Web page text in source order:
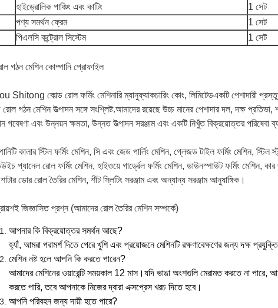
হাইড্রোলিক পাঞ্চিং এবং কাটিং
1 সেট
পণ্য সমর্থন ফ্রেম
1 সেট
পিএলসি কন্ট্রোল সিস্টেম
1 সেট
গঠন মেশিন কোম্পানি প্রোফাইল
Shitong কোল্ড রোল ফর্মিং মেশিনারি ম্যানুফ্যাকচারিং কোং, লিমিটেডএকটি পেশাদারী
রোল গঠন মেশিন উত্পাদন সঙ্গে সংশ্লিষ্ট.আমাদের রয়েছে উচ্চ মানের পেশাদার দল, দক্ষ
গবেষণা এবং উন্নয়ন ক্ষমতা, উন্নত উত্পাদন সরঞ্জাম এবং একটি নিখুঁত বিক্রয়োত্তর পরিষেবা
কালার স্টিল ফর্মিং মেশিন, সি এবং জেড পার্লিং মেশিন, গ্লেজড টাইল ফর্মিং মেশিন, স্টিল
প্যানেল রোল ফর্মিং মেশিন, হাইওয়ে গার্ড্রেল ফর্মিং মেশিন, ডাউনস্পাউট ফর্মিং মেশিন,
ডোর রোল তৈরির মেশিন, শীট স্লিটিং সরঞ্জাম এবং অন্যান্য সরঞ্জাম আনুষাঙ্গিক।
জিজ্ঞাসিত প্রশ্ন (আমাদের রোল তৈরির মেশিন সম্পর্কে)
আপনার কি বিক্রয়োত্তর সমর্থন আছে?
হ্যাঁ, আমরা পরামর্শ দিতে পেরে খুশি এবং প্রয়োজনে মেশিনটি রক্ষণাবেক্ষণের জন্য দক্ষ
মেশিন নষ্ট হলে আপনি কি করতে পারেন?
আমাদের মেশিনের ওয়ারেন্টি সময়কাল 12 মাস।যদি ভাঙা অংশগুলি মেরামত করতে না পারে,
করতে পারি, তবে আপনাকে নিজের দ্বারা এক্সপ্রেস খরচ দিতে হবে।
আপনি পরিবহন জন্য দায়ী হতে পারে?